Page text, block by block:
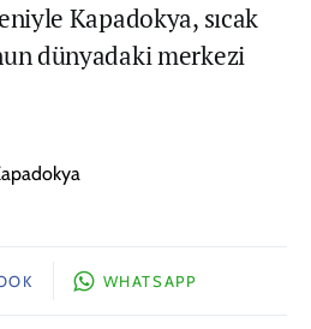
Kapadokya, sıcak
dünyadaki merkezi
WHATSAPP